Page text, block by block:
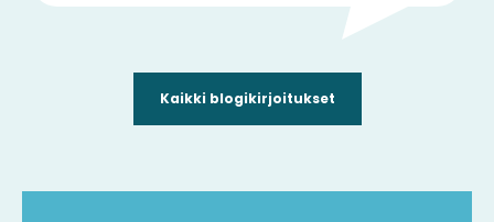
Kaikki blogikirjoitukset